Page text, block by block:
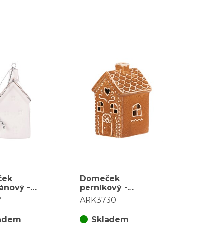
-
dekorace,
Domeček
perníkový -
keramika, LED
ARK3730
Skladem